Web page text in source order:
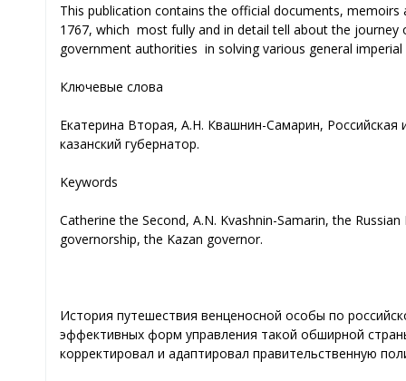
This publication contains the official documents,
1767, which most fully and in detail tell about the
government authorities in solving various general
Ключевые слова
Екатерина Вторая, А.Н. Квашнин-Самарин, Российская
казанский губернатор.
Keywords
Catherine the Second, A.N. Kvashnin-Samarin, the
governorship, the Kazan governor.
История путешествия венценосной особы по
эффективных форм управления такой обширной
корректировал и адаптировал правительственную